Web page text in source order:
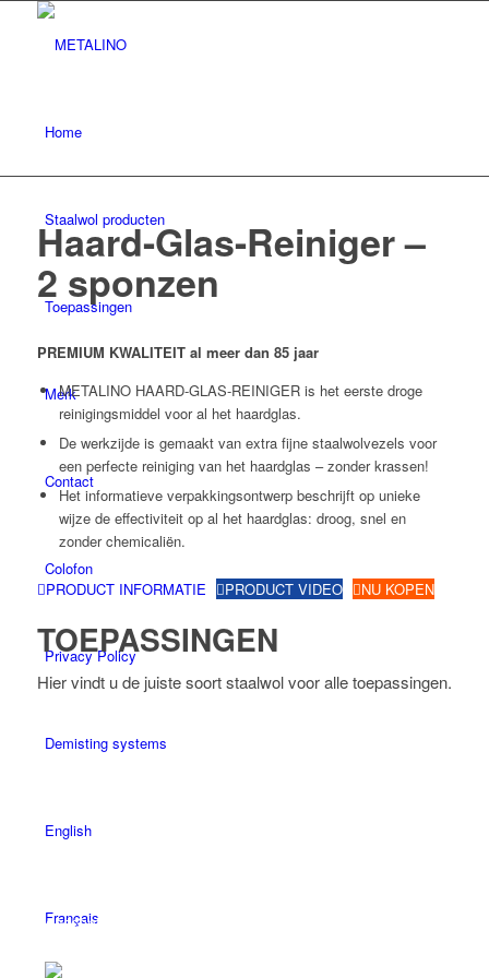
Home
Staalwol producten
Toepassingen
Merk
Contact
Colofon
Privacy Policy
Demisting systems
English
Français
Haard-Glas-Reiniger –
2 sponzen
PREMIUM KWALITEIT al meer dan 85 jaar
METALINO HAARD-GLAS-REINIGER is het eerste droge
reinigingsmiddel voor al het haardglas.
De werkzijde is gemaakt van extra fijne staalwolvezels voor
een perfecte reiniging van het haardglas – zonder krassen!
Het informatieve verpakkingsontwerp beschrijft op unieke
wijze de effectiviteit op al het haardglas: droog, snel en
zonder chemicaliën.
PRODUCT INFORMATIE PRODUCT VIDEO NU KOPEN
TOEPASSINGEN
Hier vindt u de juiste soort staalwol voor alle toepassingen.
geaccentueerd.